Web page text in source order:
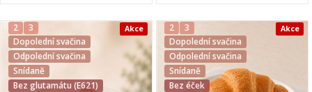
2
3
Dopolední svačina
Odpolední svačina
Snídaně
Bez glutamátu (E621)
Akce 2
3
Dopolední svačina
Odpolední svačina
Snídaně
Bez éček
Akce